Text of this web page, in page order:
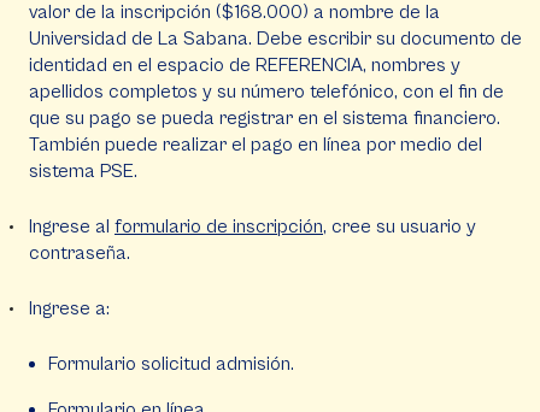
valor de la inscripción ($168.000) a nombre de la
Universidad de La Sabana. Debe escribir su documento de
identidad en el espacio de REFERENCIA, nombres y
apellidos completos y su número telefónico, con el fin de
que su pago se pueda registrar en el sistema financiero.
También puede realizar el pago en línea por medio del
sistema PSE.
Ingrese al formulario de inscripción, cree su usuario y
contraseña.
Ingrese a:
Formulario solicitud admisión.